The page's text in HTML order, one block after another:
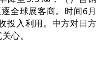
全球展客商。时间6月
投入利用。中方对日方
心。